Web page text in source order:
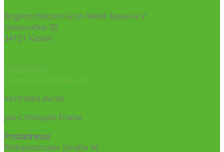
Bogenschützen Grün-Weiß Kassel e.V.
Giesenallee 30
34121 Kassel
Impressum
Datenschutzerklärung
Vertreten durch:
Jan-Christoph Friehe
Postadresse
Wilhelmsthaler Straße 36